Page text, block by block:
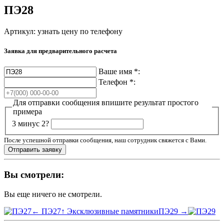
ПЭ28
Артикул: узнать цену по телефону
Заявка для предварительного расчета
Ваше имя *:
Телефон *:
Для отправки сообщения впишите результат простого
примера
3 минус 2?
После успешной отправки сообщения, наш сотрудник свяжется с Вами.
Вы смотрели:
Вы еще ничего не смотрели.
← ПЭ27↑ Эксклюзивные памятникиПЭ29 →